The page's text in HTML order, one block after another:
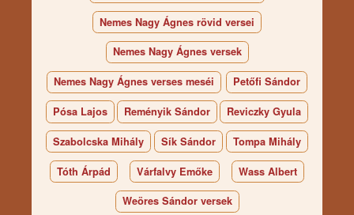
Nemes Nagy Ágnes rövid versei
Nemes Nagy Ágnes versek
Nemes Nagy Ágnes verses meséi Petőfi Sándor
Pósa Lajos Reményik Sándor Reviczky Gyula
Szabolcska Mihály Sík Sándor Tompa Mihály
Tóth Árpád Várfalvy Emőke Wass Albert
Weöres Sándor versek